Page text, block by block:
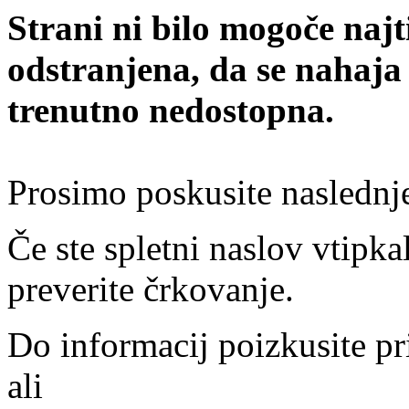
Strani ni bilo mogoče
odstranjena, da se
trenutno nedostopna.
Prosimo poskusite
Če ste spletni naslov
preverite črkovanje.
Do informacij poizkusite
ali